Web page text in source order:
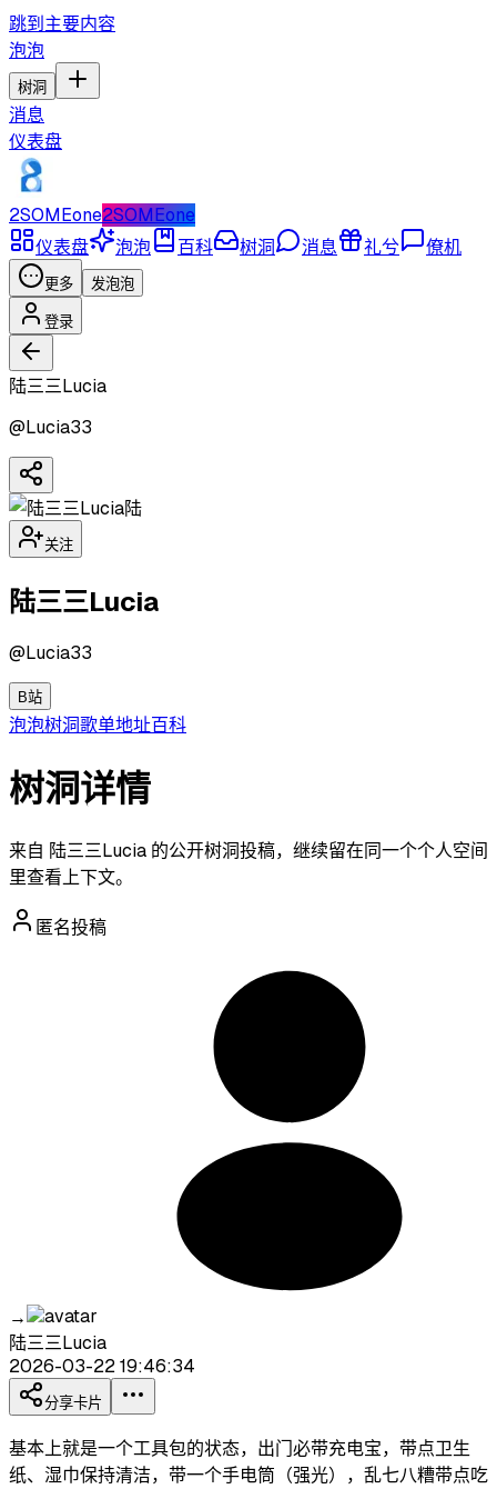
跳到主要内容
泡泡
树洞
消息
仪表盘
2SOMEone2SOMEone
仪表盘
泡泡 百科 树洞 消息 礼兮 僚机
更多 发泡泡
登录
陆三三Lucia
@Lucia33
陆
关注
陆三三Lucia
@Lucia33
B站
泡泡树洞歌单地址百科
树洞详情
来自 陆三三Lucia 的公开树洞投稿，继续留在同一个个人空间
里查看上下文。
匿名投稿
→
陆三三Lucia
2026-03-22 19:46:34
分享卡片
基本上就是一个工具包的状态，出门必带充电宝，带点卫生
纸、湿巾保持清洁，带一个手电筒（强光），乱七八糟带点吃